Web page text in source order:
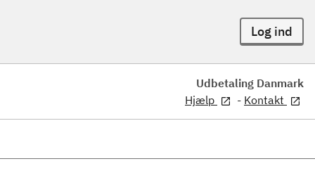
Log ind
Udbetaling Danmark
Hjælp
- Kontakt